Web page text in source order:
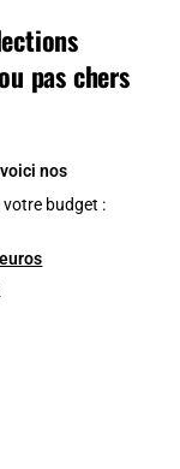
pas chers
oici nos
budget :